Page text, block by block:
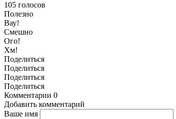
105 голосов
Полезно
Вау!
Смешно
Ого!
Хм!
Поделиться
Поделиться
Поделиться
Поделиться
Комментарии 0
Добавить комментарий
Ваше имя